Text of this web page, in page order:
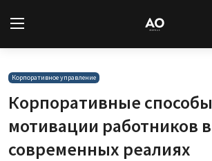
Вход
Новости
Статьи
Корпоративное управление
Корпоративные способы
мотивации работников в
современных реалиях